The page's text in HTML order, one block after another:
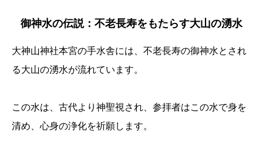
御神水の伝説：不老長寿をもたらす大山の湧水
大神山神社本宮の手水舎には、不老長寿の御神水とされ
る大山の湧水が流れています。
この水は、古代より神聖視され、参拝者はこの水で身を
清め、心身の浄化を祈願します。